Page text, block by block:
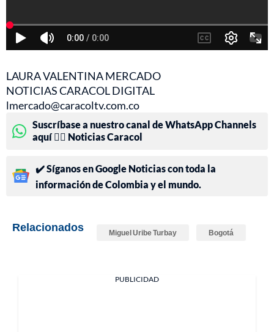
LAURA VALENTINA MERCADO
NOTICIAS CARACOL DIGITAL
lmercado@caracoltv.com.co
Suscríbase a nuestro canal de WhatsApp Channels
aquí 👉🏻 Noticias Caracol
✔️ Síganos en Google Noticias con toda la
información de Colombia y el mundo.
Relacionados Miguel Uribe Turbay Bogotá
PUBLICIDAD